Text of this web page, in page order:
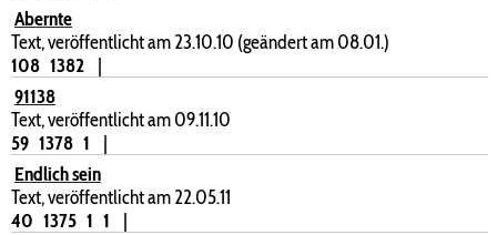
Abernte
Text, veröffentlicht am 23.10.10 (geändert am 08.01.)
108 1382
|
91138
Text, veröffentlicht am 09.11.10
59 1378 1
|
Endlich sein
Text, veröffentlicht am 22.05.11
40 1375 1 1
|